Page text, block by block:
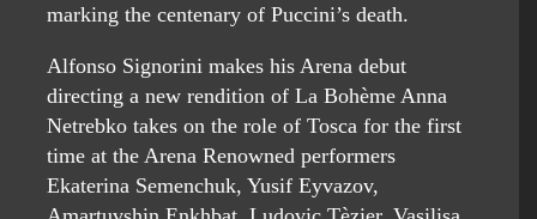
marking the centenary of Puccini’s death.
Alfonso Signorini makes his Arena debut
directing a new rendition of La Bohème Anna
Netrebko takes on the role of Tosca for the first
time at the Arena Renowned performers
Ekaterina Semenchuk, Yusif Eyvazov,